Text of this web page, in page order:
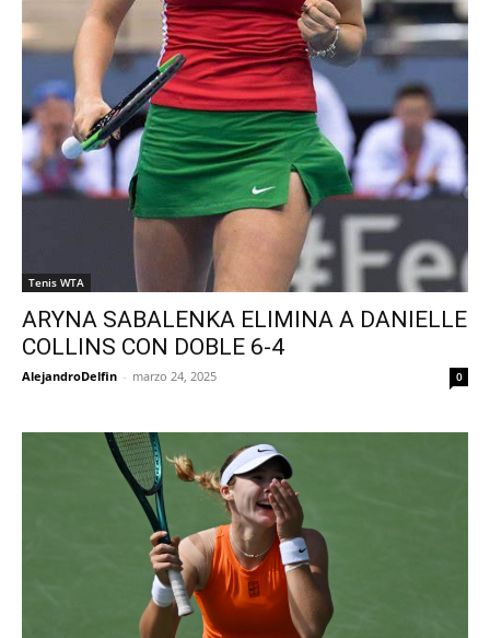
Tenis WTA
ARYNA SABALENKA ELIMINA A DANIELLE
COLLINS CON DOBLE 6-4
AlejandroDelfin - marzo 24, 2025 0